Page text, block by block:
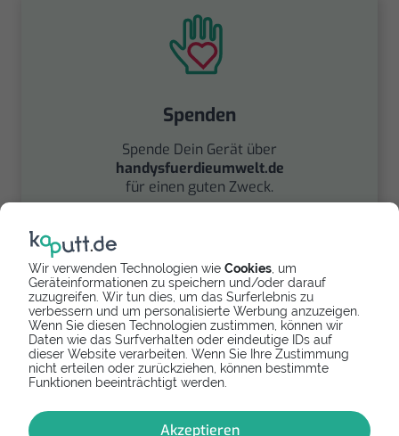
Wir verwenden Technologien wie Cookies , um
Geräteinformationen zu speichern und/oder darauf
zuzugreifen. Wir tun dies, um das Surferlebnis zu
verbessern und um personalisierte Werbung anzuzeigen.
Wenn Sie diesen Technologien zustimmen, können wir
Daten wie das Surfverhalten oder eindeutige IDs auf
dieser Website verarbeiten. Wenn Sie Ihre Zustimmung
nicht erteilen oder zurückziehen, können bestimmte
Funktionen beeinträchtigt werden.
Akzeptieren
Spenden
Spende Dein Gerät über
handysfuerdieumwelt.de
für einen guten Zweck.
Verkaufen
Finde über unseren
den besten Verkaufspreis